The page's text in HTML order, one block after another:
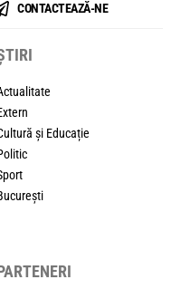
CONTACTEAZĂ-NE
și Educație